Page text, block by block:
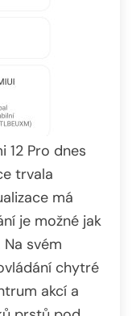
12 Pro dnes
trvala
má
je možné jak
svém
chytré
akcí a